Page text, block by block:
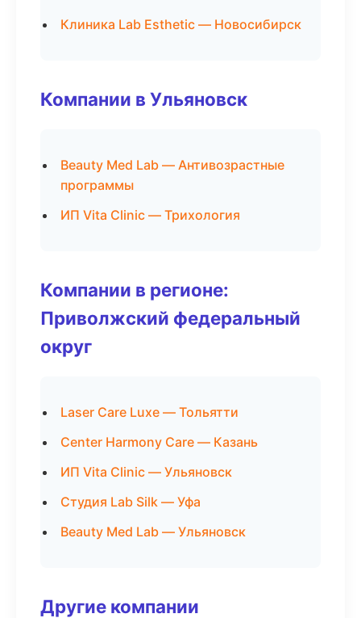
Клиника Lab Esthetic — Новосибирск
Компании в Ульяновск
Beauty Med Lab — Антивозрастные
программы
ИП Vita Clinic — Трихология
Компании в регионе:
Приволжский федеральный
округ
Laser Care Luxe — Тольятти
Center Harmony Care — Казань
ИП Vita Clinic — Ульяновск
Студия Lab Silk — Уфа
Beauty Med Lab — Ульяновск
Другие компании